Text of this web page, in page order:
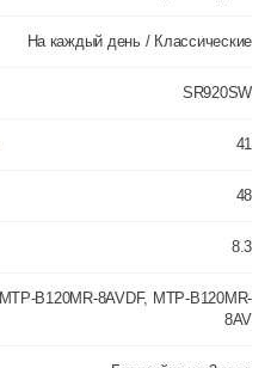
На каждый день / Классические
SR920SW
41
48
8.3
MTP-B120MR-8AVDF, MTP-B120MR-
8AV